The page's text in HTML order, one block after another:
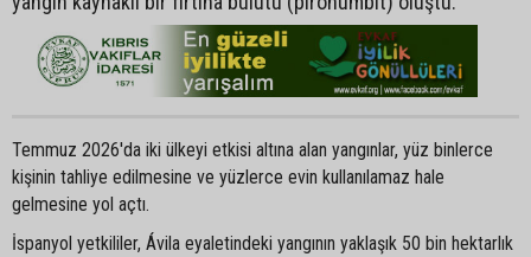
Temmuz 2026'da iki ülkeyi etkisi altına alan yangınlar, yüz binlerce
kişinin tahliye edilmesine ve yüzlerce evin kullanılamaz hale
gelmesine yol açtı.
İspanyol yetkililer, Ávila eyaletindeki yangının yaklaşık 50 bin hektarlık